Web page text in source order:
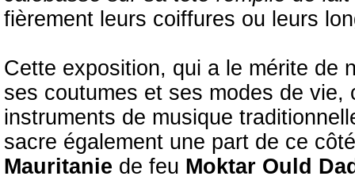
fièrement leurs coiffures ou leurs
Cette exposition, qui a le mérite de
ses coutumes et ses modes de
instruments de musique
sacre également une part de ce
Mauritanie de feu Moktar Ould